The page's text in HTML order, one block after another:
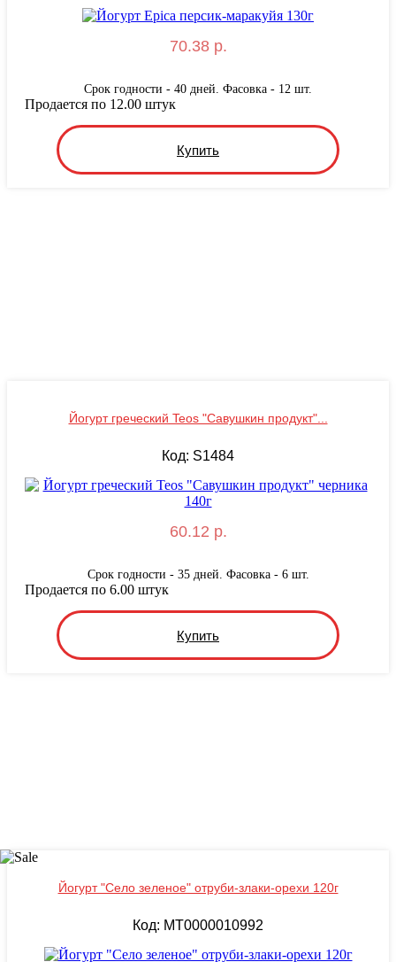
70.38 р.
Срок годности - 40 дней. Фасовка - 12 шт.
Купить
Продается по 12.00 штук
Йогурт греческий Teos "Савушкин продукт"...
Код: S1484
60.12 р.
Срок годности - 35 дней. Фасовка - 6 шт.
Купить
Продается по 6.00 штук
Йогурт "Село зеленое" отруби-злаки-орехи 120г
Код: MТ0000010992